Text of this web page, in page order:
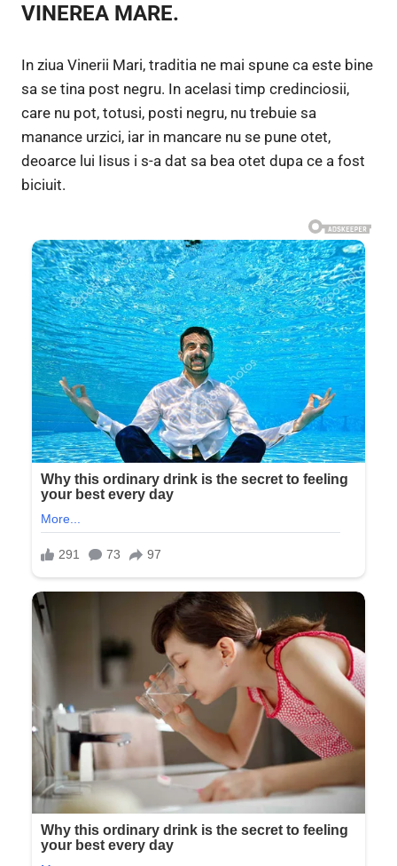
VINEREA MARE.
In ziua Vinerii Mari, traditia ne mai spune ca este bine
sa se tina post negru. In acelasi timp credinciosii,
care nu pot, totusi, posti negru, nu trebuie sa
manance urzici, iar in mancare nu se pune otet,
deoarce lui Iisus i s-a dat sa bea otet dupa ce a fost
biciuit.